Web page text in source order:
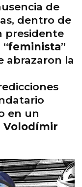
de
dentro de
presidente
feminista”
abrazaron la
en un
Volodímir